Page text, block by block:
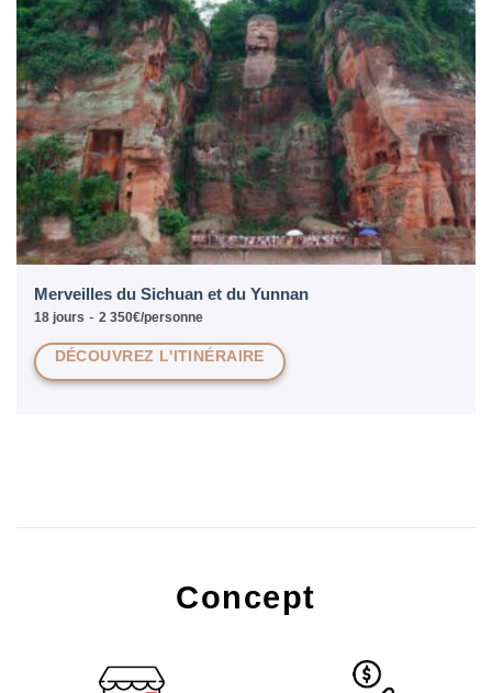
Merveilles du Sichuan et du Yunnan
18 jours - 2 350€/personne
DÉCOUVREZ L'ITINÉRAIRE
Concept